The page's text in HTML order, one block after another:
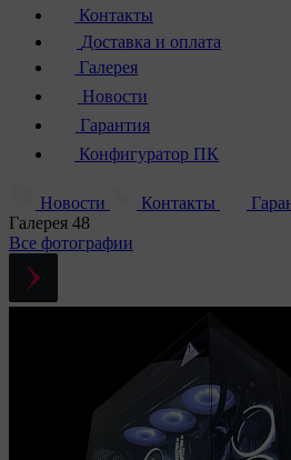
Контакты
Доставка и оплата
Галерея
Новости
Гарантия
Конфигуратор ПК
Новости Контакты
Галерея 48
Все фотографии